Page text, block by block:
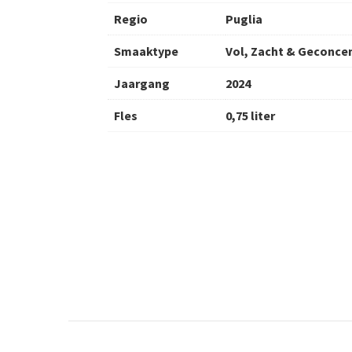
Regio Puglia
Smaaktype Vol, Zacht &
Jaargang 2024
Fles 0,75 liter